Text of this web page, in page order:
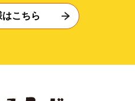
はこちら